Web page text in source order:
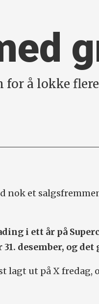
for å lokke
nok et
i ett år på
desember, og
lagt ut på X fredag,